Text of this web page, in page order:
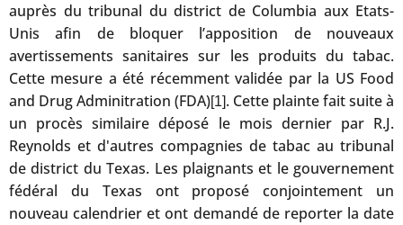
auprès du tribunal du district de Columbia aux Etats-
Unis afin de bloquer l’apposition de nouveaux
avertissements sanitaires sur les produits du tabac.
Cette mesure a été récemment validée par la US Food
and Drug Adminitration (FDA)[1]. Cette plainte fait suite à
un procès similaire déposé le mois dernier par R.J.
Reynolds et d'autres compagnies de tabac au tribunal
de district du Texas. Les plaignants et le gouvernement
fédéral du Texas ont proposé conjointement un
nouveau calendrier et ont demandé de reporter la date